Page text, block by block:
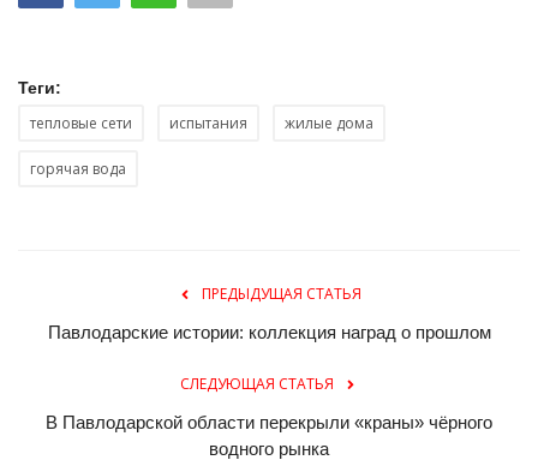
Теги:
тепловые сети испытания жилые дома
горячая вода
ПРЕДЫДУЩАЯ СТАТЬЯ
Павлодарские истории: коллекция наград о прошлом
СЛЕДУЮЩАЯ СТАТЬЯ
В Павлодарской области перекрыли «краны» чёрного
водного рынка